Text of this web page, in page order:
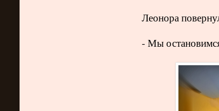
Леонора
- Мы